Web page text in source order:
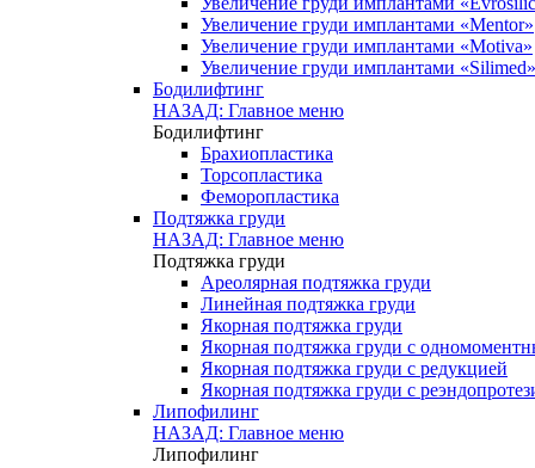
Увеличение груди имплантами «Mentor»
Увеличение груди имплантами «Motiva»
Увеличение груди имплантами «Silimed»
Бодилифтинг
НАЗАД: Главное меню
Бодилифтинг
Брахиопластика
Торсопластика
Феморопластика
Подтяжка груди
НАЗАД: Главное меню
Подтяжка груди
Ареолярная подтяжка груди
Линейная подтяжка груди
Якорная подтяжка груди
Якорная подтяжка груди с
Якорная подтяжка груди с редукцией
Якорная подтяжка груди с
Липофилинг
НАЗАД: Главное меню
Липофилинг